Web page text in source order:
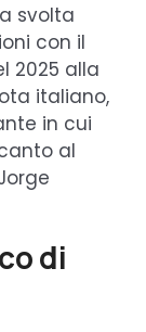
svolta
con il
2025 alla
italiano,
in cui
al
di